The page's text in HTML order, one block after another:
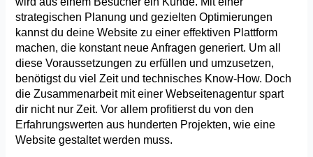
strategischen Planung und gezielten Optimierungen
kannst du deine Website zu einer effektiven Plattform
machen, die konstant neue Anfragen generiert. Um all
diese Voraussetzungen zu erfüllen und umzusetzen,
benötigst du viel Zeit und technisches Know-How. Doch
die Zusammenarbeit mit einer Webseitenagentur spart
dir nicht nur Zeit. Vor allem profitierst du von den
Erfahrungswerten aus hunderten Projekten, wie eine
Website gestaltet werden muss.